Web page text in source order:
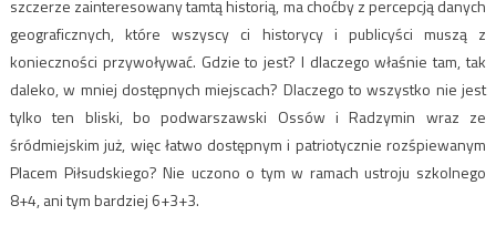
szczerze zainteresowany tamtą historią, ma choćby z percepcją danych
geograficznych, które wszyscy ci historycy i publicyści muszą z
konieczności przywoływać. Gdzie to jest? I dlaczego właśnie tam, tak
daleko, w mniej dostępnych miejscach? Dlaczego to wszystko nie jest
tylko ten bliski, bo podwarszawski Ossów i Radzymin wraz ze
śródmiejskim już, więc łatwo dostępnym i patriotycznie rozśpiewanym
Placem Piłsudskiego? Nie uczono o tym w ramach ustroju szkolnego
8+4, ani tym bardziej 6+3+3.